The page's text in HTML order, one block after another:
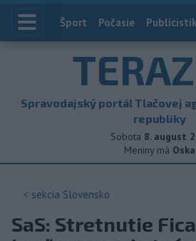
Index
Šport Počasie
TERAZ
Spravodajský portál Tlačovej
republiky
Sobota 8. august
Meniny má
< sekcia Slovensko
SaS: Stretnutie